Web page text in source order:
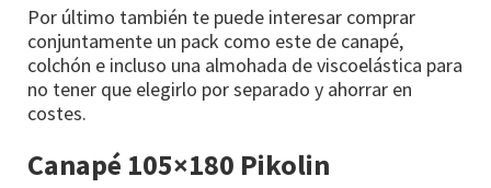
Por último también te puede interesar comprar
conjuntamente un pack como este de canapé,
colchón e incluso una almohada de viscoelástica para
no tener que elegirlo por separado y ahorrar en
costes.
Canapé 105×180 Pikolin